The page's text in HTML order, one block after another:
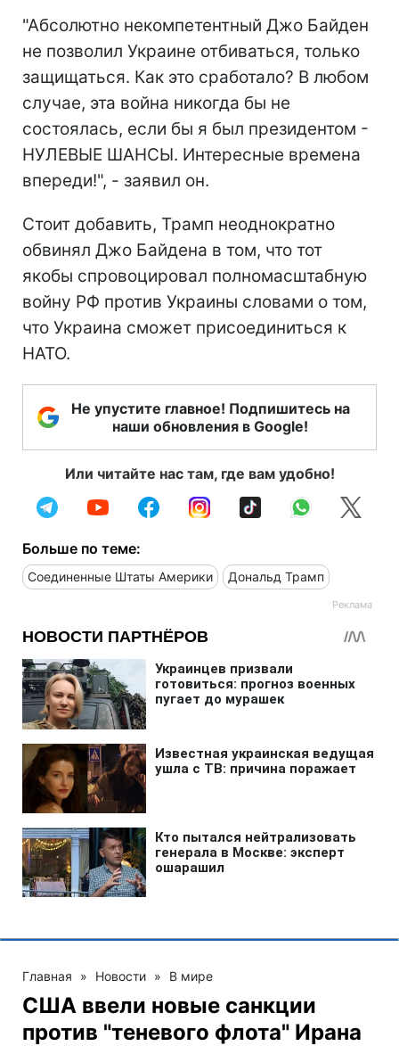
"Абсолютно некомпетентный Джо Байден
не позволил Украине отбиваться, только
защищаться. Как это сработало? В любом
случае, эта война никогда бы не
состоялась, если бы я был президентом -
НУЛЕВЫЕ ШАНСЫ. Интересные времена
впереди!", - заявил он.
Стоит добавить, Трамп неоднократно
обвинял Джо Байдена в том, что тот
якобы спровоцировал полномасштабную
войну РФ против Украины словами о том,
что Украина сможет присоединиться к
НАТО.
Не упустите главное! Подпишитесь на
наши обновления в Google!
Или читайте нас там, где вам удобно!
Больше по теме:
Соединенные Штаты Америки Дональд Трамп
Главная » Новости » В мире
США ввели новые санкции
против "теневого флота" Ирана